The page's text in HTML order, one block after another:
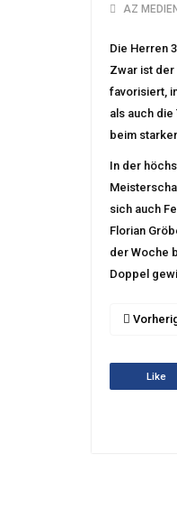
AZ
Die Herren
Zwar ist der
favorisiert,
als auch
beim
In der
sich auch
Florian
der Woche
Doppel
Like